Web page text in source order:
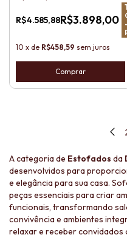
R$4.585,88R$3.898,00
-
10 x de R$458,59 sem juros
Comprar
A categoria de Estofados da
desenvolvidos para
e elegância para sua casa.
peças essenciais para criar
funcionais, transformando
convivência e ambientes
relaxar e receber convidados